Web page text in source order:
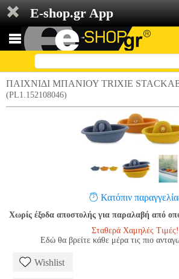
E-shop.gr App
ΠΑΙΧΝΙΔΙ ΜΠΑΝΙΟΥ TRIXIE
(PL1.152108046)
Κατόπιν
Χωρίς έξοδα αποστολής για παραλαβή από
Σταθερά Χαμηλές Τιμές!
Εδώ θα βρείτε κάθε μέρα τις πιο
Wishlist